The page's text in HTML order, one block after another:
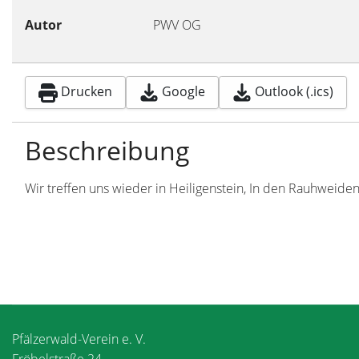
Autor PWV OG
Drucken Google Outlook (.ics)
Beschreibung
Wir treffen uns wieder in Heiligenstein, In den
Pfälzerwald-Verein e. V.